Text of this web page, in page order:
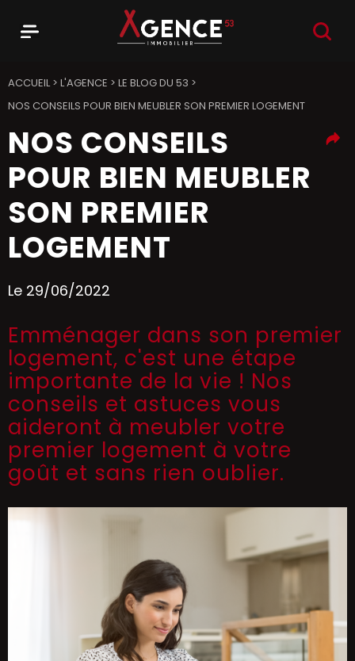
ACCUEIL> L'AGENCE > LE BLOG DU 53 >
NOS CONSEILS POUR BIEN MEUBLER SON PREMIER LOGEMENT
NOS CONSEILS
POUR BIEN MEUBLER
SON PREMIER
LOGEMENT
Le 29/06/2022
Emménager dans son premier
logement, c'est une étape
importante de la vie ! Nos
conseils et astuces vous
aideront à meubler votre
premier logement à votre
goût et sans rien oublier.